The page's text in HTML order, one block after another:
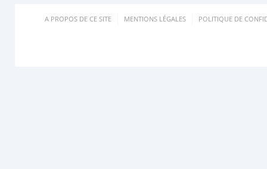
A PROPOS DE CE SITE MENTIONS LÉGALES POLITIQUE DE